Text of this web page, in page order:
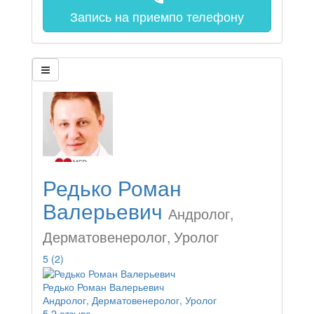
Запись на приемпо телефону
Редько Роман
Валерьевич Андролог,
Дерматовенеролог, Уролог
5 (2)
Редько Роман Валерьевич
Андролог, Дерматовенеролог, Уролог